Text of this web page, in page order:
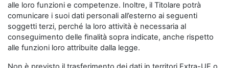
alle loro funzioni e competenze. Inoltre, il Titolare potrà
comunicare i suoi dati personali all’esterno ai seguenti
soggetti terzi, perché la loro attività è necessaria al
conseguimento delle finalità sopra indicate, anche rispetto
alle funzioni loro attribuite dalla legge.